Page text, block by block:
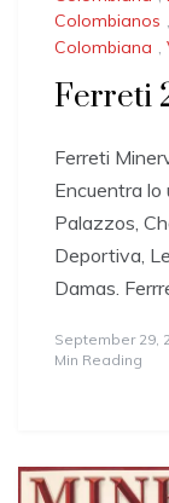
Colombianos ,
Colombiana ,
Ferreti
Ferreti
Encuentra lo
Palazzos,
Deportiva,
Damas.
September 29,
Min Reading